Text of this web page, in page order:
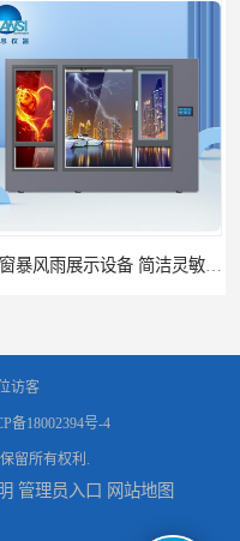
门窗暴风雨展示设备 简洁灵敏 灵敏方便
访客
备18002394号-4
保留所有权利.
管理员入口 网站地图